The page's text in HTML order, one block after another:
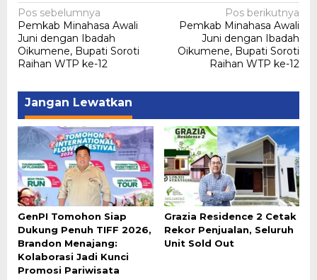
Navigasi
pos
Pos sebelumnya
Pemkab Minahasa Awali
Juni dengan Ibadah
Oikumene, Bupati Soroti
Raihan WTP ke-12
Pos berikutnya
Pemkab Minahasa Awali
Juni dengan Ibadah
Oikumene, Bupati Soroti
Raihan WTP ke-12
Jangan Lewatkan
GenPI Tomohon Siap
Dukung Penuh TIFF 2026,
Brandon Menajang:
Kolaborasi Jadi Kunci
Promosi Pariwisata
Grazia Residence 2 Cetak
Rekor Penjualan, Seluruh
Unit Sold Out